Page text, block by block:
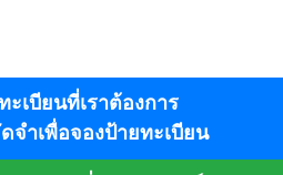
ะเบียนที่เราต้องการ
จำเพื่อจองป้ายทะเบียน